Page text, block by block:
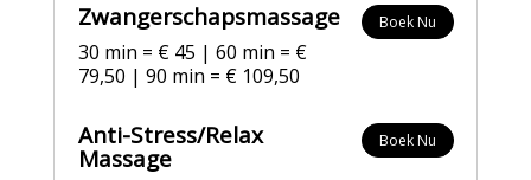
Zwangerschapsmassage
30 min = € 45 | 60 min = €
79,50 | 90 min = € 109,50
Boek Nu
Anti-Stress/Relax
Massage
Boek Nu